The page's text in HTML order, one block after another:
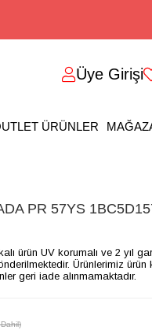
Üye Girişi
ÜRÜNLER
PR 57YS
ürün UV korumalı ve 2 yıl
Ürünlerimiz
geri iade alınmamaktadır.